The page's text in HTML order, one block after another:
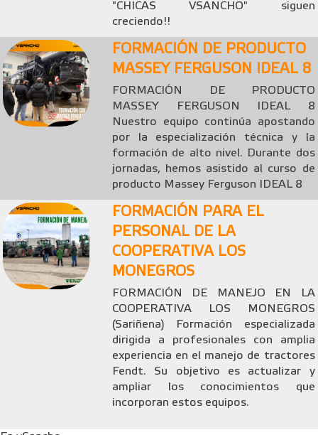
"CHICAS VSANCHO" siguen
creciendo!!
FORMACIÓN DE PRODUCTO
MASSEY FERGUSON IDEAL 8
FORMACIÓN DE PRODUCTO
MASSEY FERGUSON IDEAL 8
Nuestro equipo continúa apostando
por la especialización técnica y la
formación de alto nivel. Durante dos
jornadas, hemos asistido al curso de
producto Massey Ferguson IDEAL 8
FORMACIÓN PARA EL
PERSONAL DE LA
COOPERATIVA LOS
MONEGROS
FORMACIÓN DE MANEJO EN LA
COOPERATIVA LOS MONEGROS
(Sariñena) Formación especializada
dirigida a profesionales con amplia
experiencia en el manejo de tractores
Fendt. Su objetivo es actualizar y
ampliar los conocimientos que
incorporan estos equipos.